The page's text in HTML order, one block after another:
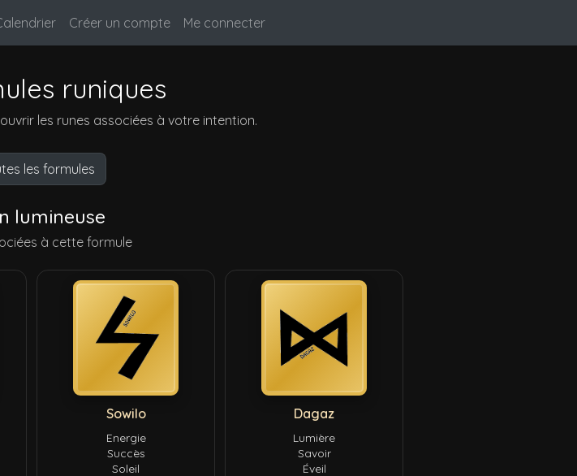
Créer un compte Me connecter
runiques
les runes associées à votre intention.
les formules
lumineuse
à cette formule
Sowilo
Energie
Succès
Soleil
Dagaz
Lumière
Savoir
Éveil